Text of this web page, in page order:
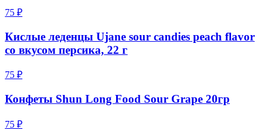
75 ₽
Кислые леденцы Ujane sour candies peach flavor
со вкусом персика, 22 г
75 ₽
Конфеты Shun Long Food Sour Grape 20гр
75 ₽